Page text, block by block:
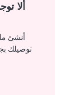
ألا
أنشئ
توصيلك